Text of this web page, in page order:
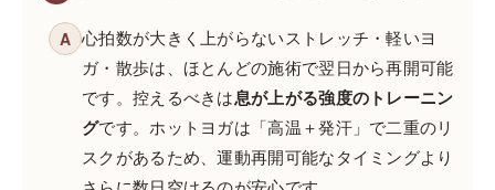
A
心拍数が大きく上がらないストレッチ・軽いヨ
ガ・散歩は、ほとんどの施術で翌日から再開可能
です。控えるべきは息が上がる強度のトレーニン
グです。ホットヨガは「高温＋発汗」で二重のリ
スクがあるため、運動再開可能なタイミングより